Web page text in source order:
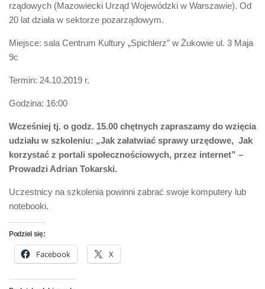
rządowych (Mazowiecki Urząd Wojewódzki w Warszawie). Od
20 lat działa w sektorze pozarządowym.
Miejsce: sala Centrum Kultury „Spichlerz” w Żukowie ul. 3 Maja
9c
Termin: 24.10.2019 r.
Godzina: 16:00
Wcześniej tj. o godz. 15.00 chętnych zapraszamy do wzięcia
udziału w szkoleniu: „Jak załatwiać sprawy urzędowe, Jak
korzystać z portali społecznościowych, przez internet” –
Prowadzi Adrian Tokarski.
Uczestnicy na szkolenia powinni zabrać swoje komputery lub
notebooki.
Podziel się:
Facebook X